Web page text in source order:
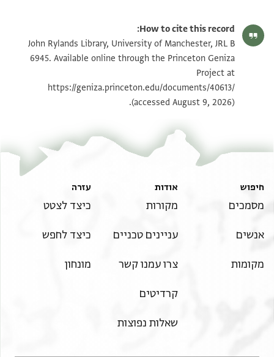
How to cite this record:
John Rylands Library, University of Manchester, JRL B
6945. Available online through the Princeton Geniza
Project at
https://geniza.princeton.edu/documents/40613/
(accessed August 9, 2026).
חיפוש
מסמכים
אנשים
מקומות
אודות
מקורות
עניינים טכניים
צרו עמנו קשר
קרדיטים
שאלות נפוצות
עזרה
כיצד לצטט
כיצד לחפש
מונחון